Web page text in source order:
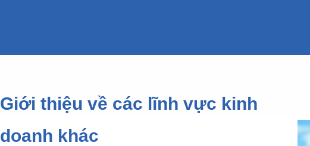
Giới thiệu về các lĩnh vực kinh
doanh khác